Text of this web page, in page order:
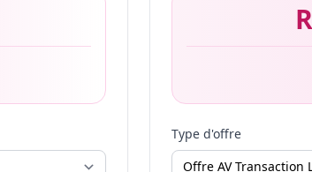
Type d'offre